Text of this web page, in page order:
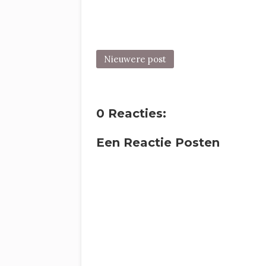
Nieuwere post
0 Reacties:
Een Reactie Posten